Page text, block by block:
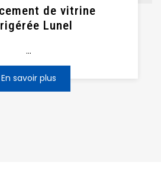
de vitrine
Lunel
...
En savoir plus